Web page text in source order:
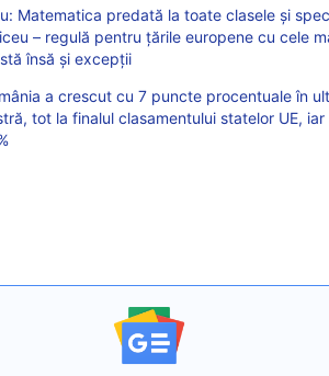
Matematica predată la toate clasele și
– regulă pentru țările europene cu cele
însă și excepții
a crescut cu 7 puncte procentuale în
tot la finalul clasamentului statelor UE,